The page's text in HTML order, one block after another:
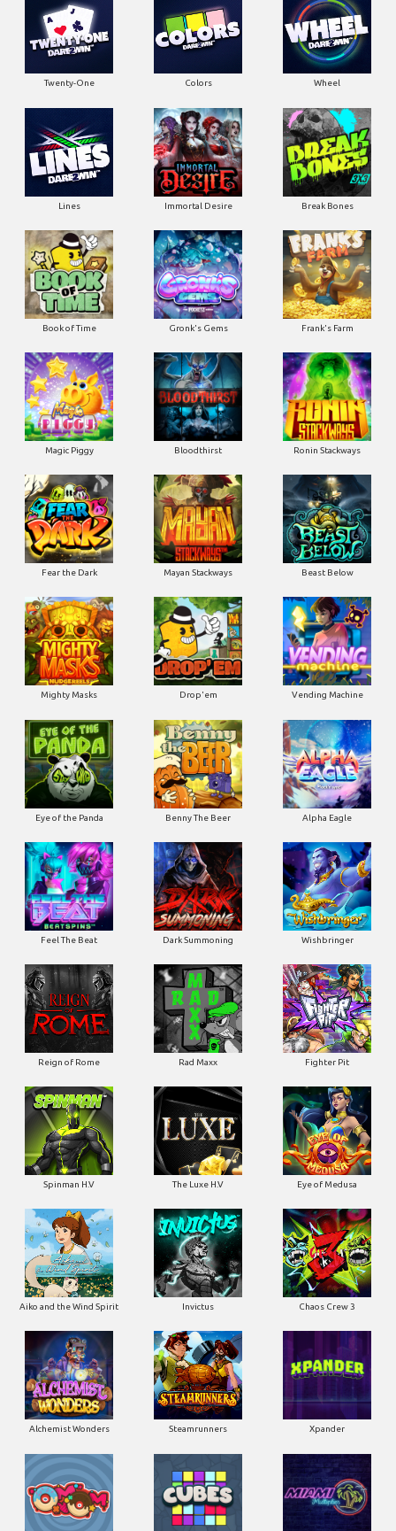
Twenty-One Colors Wheel
Lines Immortal Desire Break Bones
Book of Time Gronk's Gems Frank's Farm
Magic Piggy Bloodthirst Ronin Stackways
Fear the Dark Mayan Stackways Beast Below
Mighty Masks Drop'em Vending Machine
Eye of the Panda Benny The Beer Alpha Eagle
Feel The Beat Dark Summoning Wishbringer
Reign of Rome Rad Maxx Fighter Pit
Spinman H.V The Luxe H.V Eye of Medusa
Aiko and the Wind Spirit Invictus Chaos Crew 3
Alchemist Wonders Steamrunners Xpander